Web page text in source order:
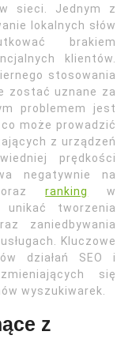
sieci. Jednym z
lokalnych słów
brakiem
klientów.
stosowania
zostać uznane za
problemem jest
może prowadzić
z urządzeń
prędkości
negatywnie na
orazranking
w
unikać tworzenia
zaniedbywania
Kluczowe
działań SEO i
się
wyszukiwarek.
z